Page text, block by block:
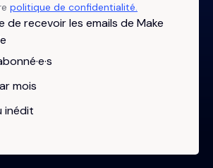
politique de confidentialité.
de recevoir les emails de Make
mois
inédit